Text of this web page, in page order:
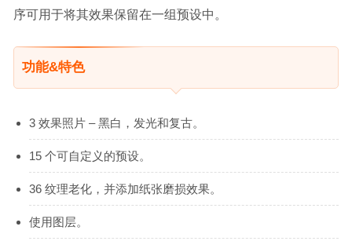
序可用于将其效果保留在一组预设中。
功能&特色
3 效果照片 – 黑白，发光和复古。
15 个可自定义的预设。
36 纹理老化，并添加纸张磨损效果。
使用图层。